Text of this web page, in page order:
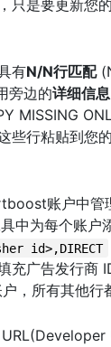
只是要更新您
有N/N行匹配
旁边的详细信息
MISSING
些行粘贴到您
账户中管
中为每个账户
id>,DIRECT
充广告发行商
，所有其他行